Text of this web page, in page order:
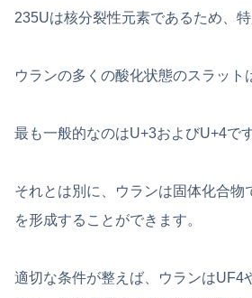
235Uは核分裂性元素であるため、特
ウランの多くの酸化状態のスラット
最も一般的なのはU+3およびU+4です
それとは別に、ウランは固体化合物
を形成することができます。
適切な条件が整えば、ウランはUF4